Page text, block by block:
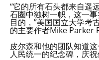
“它的所有石头都来自遥
石圈中独树一帜，这一
目的，”美国国立大学考
的主要作者Mike Parker
皮尔森和他的团队知道
人民统一的纪念碑，庆